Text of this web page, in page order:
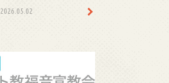
2026.05.02